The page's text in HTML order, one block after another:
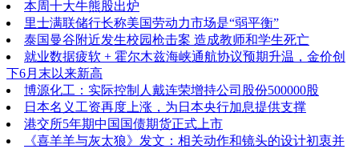
本周十大牛熊股出炉
里士满联储行长称美国劳动力市场是“弱平衡”
泰国曼谷附近发生校园枪击案 造成教师和学生死亡
就业数据疲软 + 霍尔木兹海峡通航协议预期升温，金价创
下6月末以来新高
博源化工：实际控制人戴连荣增持公司股份500000股
日本名义工资再度上涨，为日本央行加息提供支撑
港交所5年期中国国债期货正式上市
《喜羊羊与灰太狼》发文：相关动作和镜头的设计初衷并